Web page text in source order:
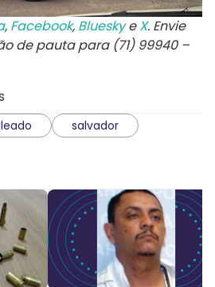
, Facebook, BlueskyeX. Envie
de pauta para (71) 99940 –
salvador